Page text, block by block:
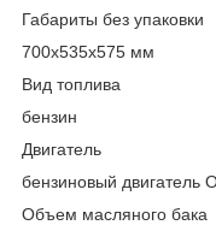
Габариты без упаковки
700х535х575 мм
Вид топлива
бензин
Двигатель
бензиновый двигатель
Объем масляного бака